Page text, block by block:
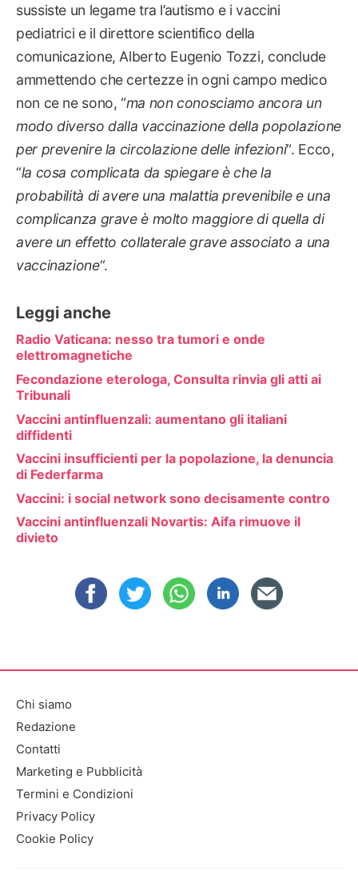
sussiste un legame tra l’autismo e i vaccini
pediatrici e il direttore scientifico della
comunicazione, Alberto Eugenio Tozzi, conclude
ammettendo che certezze in ogni campo medico
non ce ne sono, “ma non conosciamo ancora un
modo diverso dalla vaccinazione della popolazione
per prevenire la circolazione delle infezioni“. Ecco,
“la cosa complicata da spiegare è che la
probabilità di avere una malattia prevenibile e una
complicanza grave è molto maggiore di quella di
avere un effetto collaterale grave associato a una
vaccinazione“.
Leggi anche
Radio Vaticana: nesso tra tumori e onde
elettromagnetiche
Fecondazione eterologa, Consulta rinvia gli atti ai
Tribunali
Vaccini antinfluenzali: aumentano gli italiani
diffidenti
Vaccini insufficienti per la popolazione, la denuncia
di Federfarma
Vaccini: i social network sono decisamente contro
Vaccini antinfluenzali Novartis: Aifa rimuove il
divieto
Chi siamo
Redazione
Contatti
Marketing e Pubblicità
Termini e Condizioni
Privacy Policy
Cookie Policy